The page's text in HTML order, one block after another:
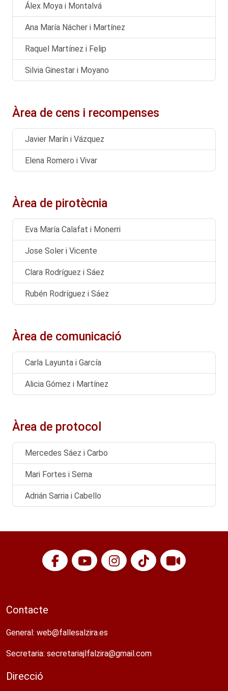
Álex Moya i Montalvá
Ana María Nácher i Martínez
Raquel Martínez i Felip
Silvia Ginestar i Moyano
Àrea de cens i recompenses
Javier Marín i Vázquez
Elena Romero i Vivar
Àrea de pirotècnia
Eva María Calafat i Monerri
Jose Soler i Vicente
Clara Rodríguez i Sáez
Rubén Rodríguez i Sáez
Àrea de comunicació
Carla Layunta i García
Alicia Gómez i Martínez
Àrea de protocol
Mercedes Sáez i Carbo
Mari Fortes i Serna
Adrián Sarria i Cabello
Contacte
General: web@fallesalzira.es​
Secretaria: secretariajlfalzira@gmail.com​
Direcció